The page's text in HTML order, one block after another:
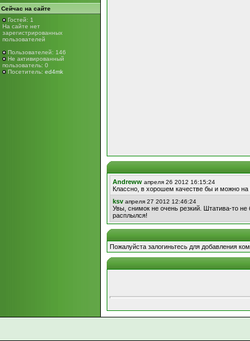
Сейчас на сайте
Гостей: 1
На сайте нет
зарегистрированных
пользователей
Пользователей: 146
Не активированный
пользователь: 0
Посетитель: ed4mk
Andreww апреля 26 2012 16:15:24
Классно, в хорошем качестве бы и можно на
ksv апреля 27 2012 12:46:24
Увы, снимок не очень резкий. Штатива-то
расплылся!
Пожалуйста залогиньтесь для добавления